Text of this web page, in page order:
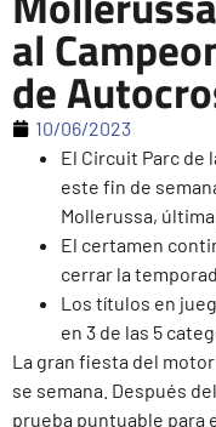
al
de
10/06/2023
El Circuit Parc de
este fin de
Mollerussa,
El certamen
cerrar la
Los títulos en
en 3 de las 5
La gran fiesta del
se semana. Después
prueba puntuable para